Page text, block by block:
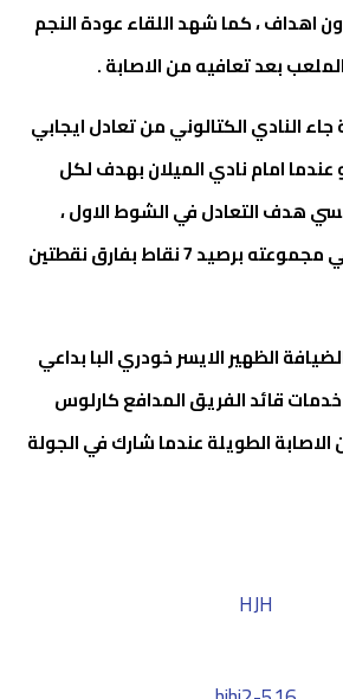
اهداف ، كما شهد اللقاء عودة النجم
بعد تعافيه من الاصابة .
جاء النادي الكتالوني من تعادل ايجابي
امام نادي الميلان بهدف لكل
هدف التعادل في الشوط الاول ،
ويحتل المركز الاول في مجموعته برصيد 7 نقاط بفارق نقطتين
الظهير الايسر خودري البا بداعي
خدمات قائد الفريق المدافع كارلوس
الطويلة عندما شارك في الجولة